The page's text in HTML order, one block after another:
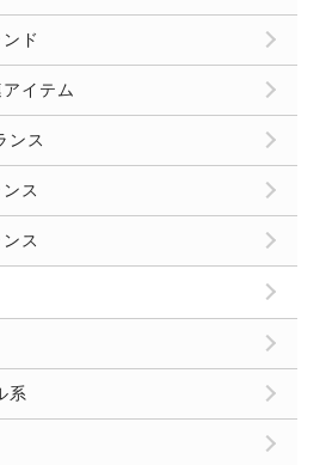
ド
イテム
ンス
ス
ス
系